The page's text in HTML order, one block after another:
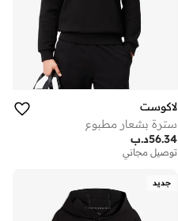
لاكوست
سترة بشعار مطبوع
د.ب56.34
توصيل مجاني
جديد